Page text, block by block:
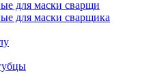
для маски сварщи
для маски сварщика